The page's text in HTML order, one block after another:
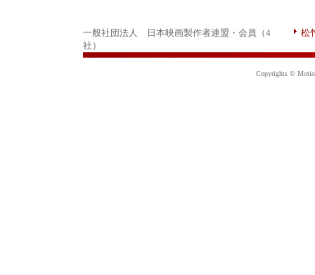
一般社団法人 日本映画製作者連盟・会員（4
社）
松
Copyrights ©